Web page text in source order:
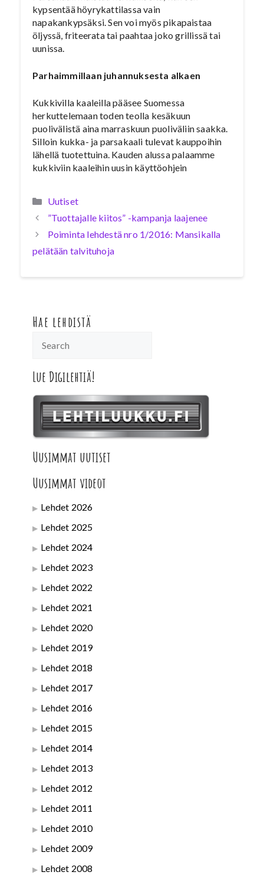
kypsentää höyrykattilassa vain
napakankypsäksi. Sen voi myös pikapaistaa
öljyssä, friteerata tai paahtaa joko grillissä tai
uunissa.
Parhaimmillaan juhannuksesta alkaen
Kukkivilla kaaleilla pääsee Suomessa
herkuttelemaan toden teolla kesäkuun
puolivälistä aina marraskuun puoliväliin saakka.
Silloin kukka- ja parsakaali tulevat kauppoihin
lähellä tuotettuina. Kauden alussa palaamme
kukkiviin kaaleihin uusin käyttöohjein
Kategoriat
Uutiset
”Tuottajalle kiitos” -kampanja laajenee
Poiminta lehdestä nro 1/2016: Mansikalla
pelätään talvituhoja
Hae lehdistä
Lue Digilehtiä!
Uusimmat uutiset
Uusimmat videot
Lehdet 2026
Lehdet 2025
Lehdet 2024
Lehdet 2023
Lehdet 2022
Lehdet 2021
Lehdet 2020
Lehdet 2019
Lehdet 2018
Lehdet 2017
Lehdet 2016
Lehdet 2015
Lehdet 2014
Lehdet 2013
Lehdet 2012
Lehdet 2011
Lehdet 2010
Lehdet 2009
Lehdet 2008